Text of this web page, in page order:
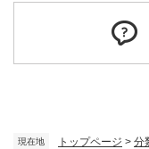
現在地 トップページ > 分